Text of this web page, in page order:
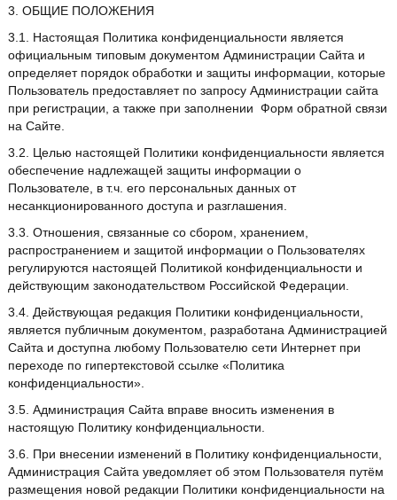
3. ОБЩИЕ ПОЛОЖЕНИЯ
3.1. Настоящая Политика конфиденциальности является
официальным типовым документом Администрации Сайта и
определяет порядок обработки и защиты информации, которые
Пользователь предоставляет по запросу Администрации сайта
при регистрации, а также при заполнении Форм обратной связи
на Сайте.
3.2. Целью настоящей Политики конфиденциальности является
обеспечение надлежащей защиты информации о
Пользователе, в т.ч. его персональных данных от
несанкционированного доступа и разглашения.
3.3. Отношения, связанные со сбором, хранением,
распространением и защитой информации о Пользователях
регулируются настоящей Политикой конфиденциальности и
действующим законодательством Российской Федерации.
3.4. Действующая редакция Политики конфиденциальности,
является публичным документом, разработана Администрацией
Сайта и доступна любому Пользователю сети Интернет при
переходе по гипертекстовой ссылке «Политика
конфиденциальности».
3.5. Администрация Сайта вправе вносить изменения в
настоящую Политику конфиденциальности.
3.6. При внесении изменений в Политику конфиденциальности,
Администрация Сайта уведомляет об этом Пользователя путём
размещения новой редакции Политики конфиденциальности на